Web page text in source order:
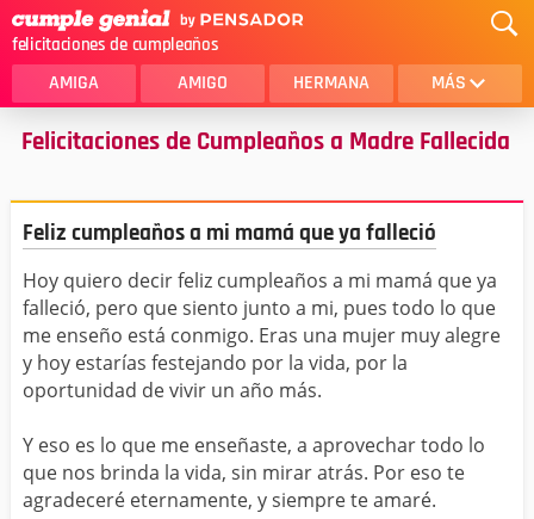
felicitaciones de cumpleaños
AMIGA AMIGO HERMANA MÁS
MAMA
AMOR
SOBRINA
HIJA
HERMANO
HIJO
NOVIA
ESPOSO
PAPA
ALGUIEN ESPECIAL
PRIMO
Felicitaciones de Cumpleaños a Madre Fallecida
Feliz cumpleaños a mi mamá que ya falleció
Hoy quiero decir feliz cumpleaños a mi mamá que ya
falleció, pero que siento junto a mi, pues todo lo que
me enseño está conmigo. Eras una mujer muy alegre
y hoy estarías festejando por la vida, por la
oportunidad de vivir un año más.
Y eso es lo que me enseñaste, a aprovechar todo lo
que nos brinda la vida, sin mirar atrás. Por eso te
agradeceré eternamente, y siempre te amaré.